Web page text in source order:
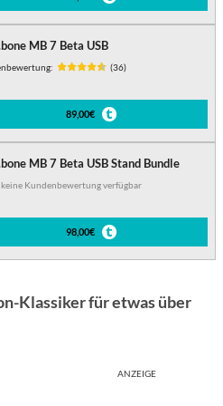
MB 7 Beta USB
(36)
89,00€
MB 7 Beta USB Stand Bundle
keine Kundenbewertung verfügbar
98,00€
Klassiker für etwas über
ANZEIGE